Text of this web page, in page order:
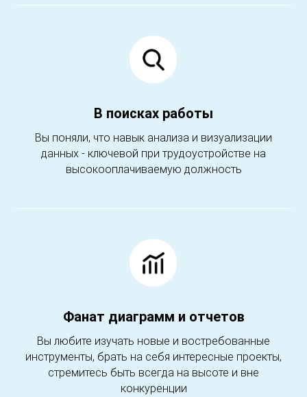
В поисках работы
Вы поняли, что навык анализа и визуализации
данных - ключевой при трудоустройстве на
высокооплачиваемую должность
Фанат диаграмм и отчетов
Вы любите изучать новые и востребованные
инструменты, брать на себя интересные проекты,
стремитесь быть всегда на высоте и вне
конкуренции